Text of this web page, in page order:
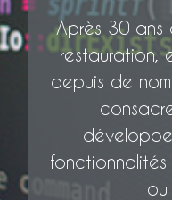
Après 30 ans
depuis de
ou